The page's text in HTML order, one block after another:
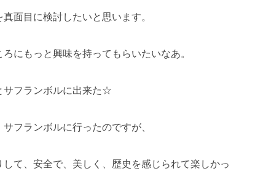
面目に検討したいと思います。
にもっと興味を持ってもらいたいなあ。
フランボルに出来た☆
フランボルに行ったのですが、
て、安全で、美しく、歴史を感じられて楽しかっ